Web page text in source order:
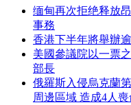
缅甸再次拒绝释放
事務
香港下半年將舉辦
美國參議院以一票
部長
俄羅斯入侵烏克蘭
周邊區域 造成4人